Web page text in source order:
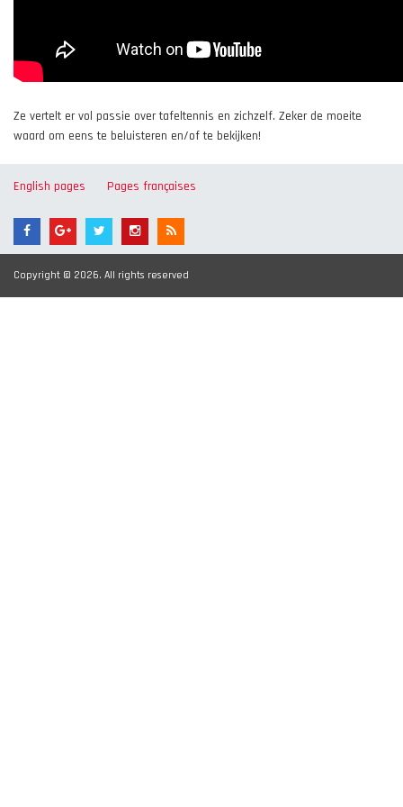
Ze vertelt er vol passie over tafeltennis en zichzelf. Zeker de moeite
waard om eens te beluisteren en/of te bekijken!
English pages Pages françaises
Copyright © 2026. All rights reserved